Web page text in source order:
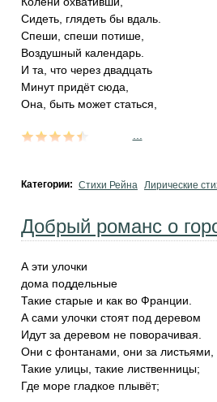
Сидеть, глядеть бы вдаль.
Спеши, спеши потише,
Воздушный календарь.
И та, что через двадцать
Минут придёт сюда,
Она, быть может статься,
Категории: Стихи Рейна Лирические
Добрый романс о
А эти улочки
дома поддельные
Такие старые и как во Франции.
А сами улочки стоят под деревом
Идут за деревом не поворачивая.
Они с фонтанами, они за листьями,
Такие улицы, такие лиственницы;
Где море гладкое плывёт;